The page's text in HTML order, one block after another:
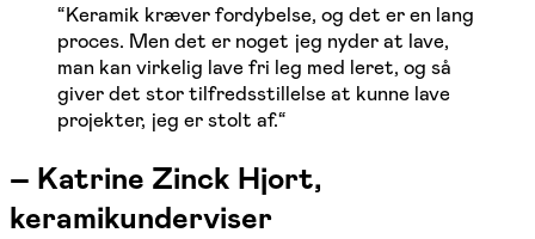
“Keramik kræver fordybelse, og det er en lang
proces. Men det er noget jeg nyder at lave,
man kan virkelig lave fri leg med leret, og så
giver det stor tilfredsstillelse at kunne lave
projekter, jeg er stolt af.“
– Katrine Zinck Hjort,
keramikunderviser